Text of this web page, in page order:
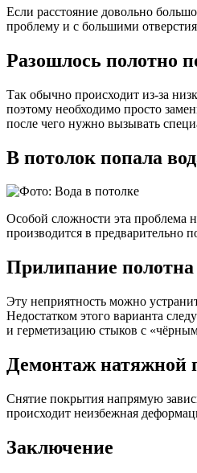
Если расстояние довольно
проблему и с большими
Разошлось полотно
Так обычно происходит из-за
поэтому необходимо просто
после чего нужно вызывать
В потолок попала
Особой сложности эта проблема
производится в предварительно
Прилипание полотна
Эту неприятность можно
Недостатком этого варианта
и герметизацию стыков с
Демонтаж натяжной
Снятие покрытия напрямую
происходит неизбежная
Заключение